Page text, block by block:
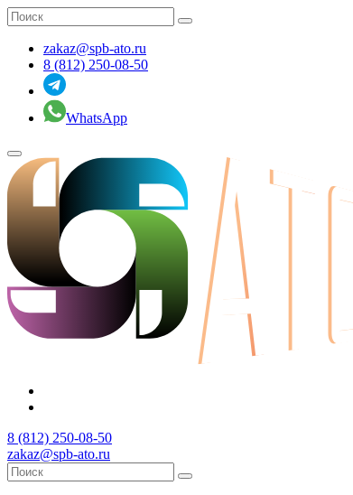
zakaz@spb-ato.ru
8 (812) 250-08-50
WhatsApp
8 (812) 250-08-50
zakaz@spb-ato.ru